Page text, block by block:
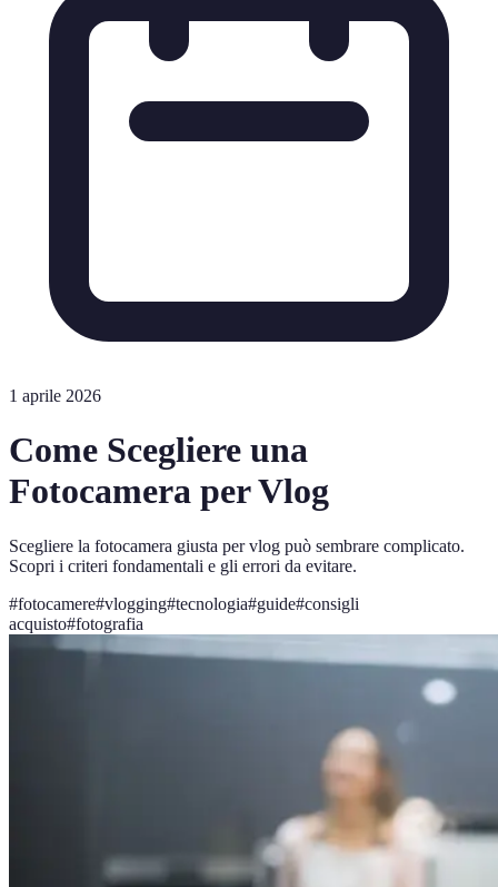
1 aprile 2026
Come Scegliere una
Fotocamera per Vlog
Scegliere la fotocamera giusta per vlog può sembrare complicato.
Scopri i criteri fondamentali e gli errori da evitare.
#fotocamere#vlogging#tecnologia#guide#consigli
acquisto#fotografia